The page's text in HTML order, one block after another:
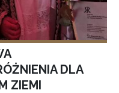
DLA
ZIEMI